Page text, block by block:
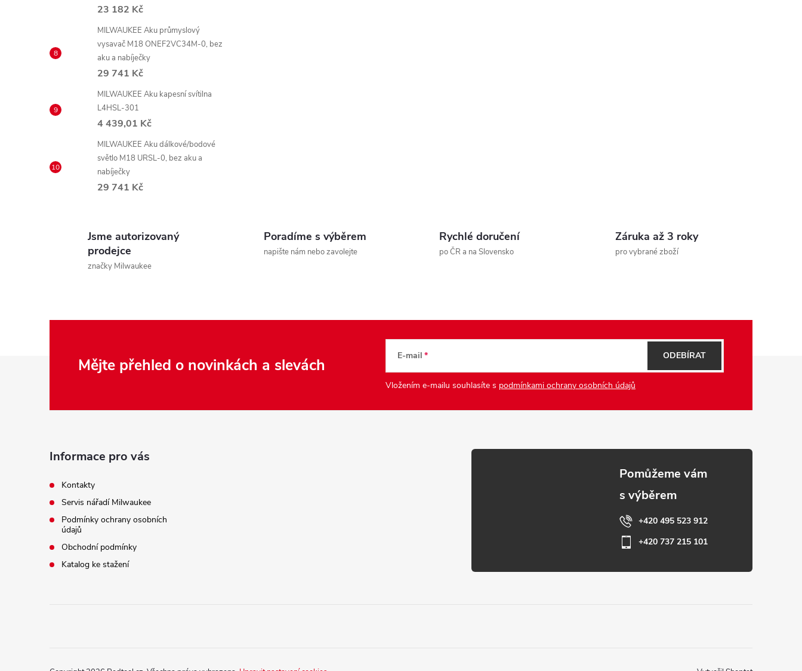
23 182 Kč
MILWAUKEE Aku průmyslový
vysavač M18 ONEF2VC34M-0, bez
aku a nabíječky
29 741 Kč
MILWAUKEE Aku kapesní svítilna
L4HSL-301
4 439,01 Kč
MILWAUKEE Aku dálkové/bodové
světlo M18 URSL-0, bez aku a
nabíječky
29 741 Kč
ý
p
Jsme autorizovaný
prodejce
značky Milwaukee
Poradíme s výběrem
napište nám nebo zavolejte
Rychlé doručení
po ČR a na Slovensko
Záruka až 3 roky
pro vybrané zboží
Mějte přehled o novinkách a slevách E-mail
Vložením e-mailu souhlasíte s podmínkami ochrany osobních údajů
ODEBÍRAT
Informace pro vás
Kontakty
Servis nářadí Milwaukee
Podmínky ochrany osobních
údajů
Obchodní podmínky
Katalog ke stažení
+420 495 523 912
+420 737 215 101